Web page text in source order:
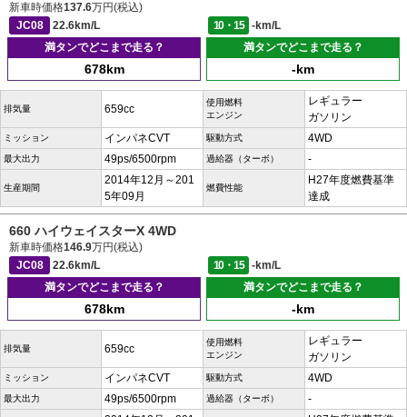
新車時価格137.6万円(税込)
JC08
22.6km/L 10・15
-km/L
満タンでどこまで走る？
678km
満タンでどこまで走る？
-km
排気量 659cc
使用燃料
エンジン
レギュラー
ガソリン
ミッション インパネCVT 駆動方式 4WD
最大出力 49ps/6500rpm 過給器（ターボ） -
生産期間
2014年12月～201
5年09月
燃費性能
H27年度燃費基準
達成
660 ハイウェイスターX 4WD
新車時価格146.9万円(税込)
JC08
22.6km/L 10・15
-km/L
満タンでどこまで走る？
678km
満タンでどこまで走る？
-km
排気量 659cc
使用燃料
エンジン
レギュラー
ガソリン
ミッション インパネCVT 駆動方式 4WD
最大出力 49ps/6500rpm 過給器（ターボ）
-